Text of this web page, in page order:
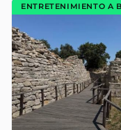
ENTRETENIMIENTO A